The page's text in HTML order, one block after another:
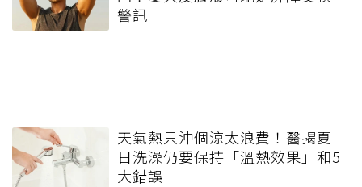
警訊
天氣熱只沖個涼太浪費！醫揭夏
日洗澡仍要保持「溫熱效果」和5
大錯誤